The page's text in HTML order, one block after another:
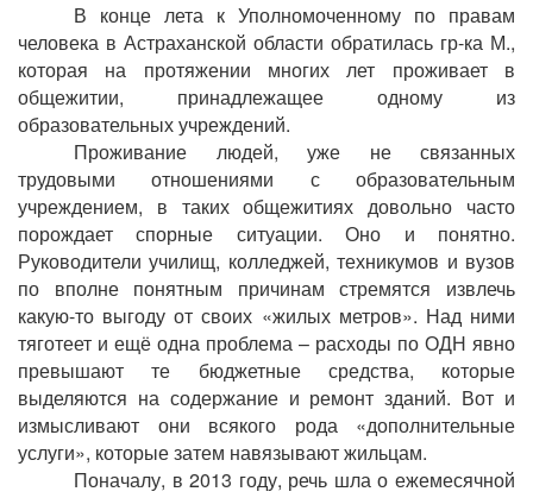
В конце лета к Уполномоченному по правам
человека в Астраханской области обратилась гр-ка М.,
которая на протяжении многих лет проживает в
общежитии, принадлежащее одному из
образовательных учреждений.
Проживание людей, уже не связанных
трудовыми отношениями с образовательным
учреждением, в таких общежитиях довольно часто
порождает спорные ситуации. Оно и понятно.
Руководители училищ, колледжей, техникумов и вузов
по вполне понятным причинам стремятся извлечь
какую-то выгоду от своих «жилых метров». Над ними
тяготеет и ещё одна проблема – расходы по ОДН явно
превышают те бюджетные средства, которые
выделяются на содержание и ремонт зданий. Вот и
измысливают они всякого рода «дополнительные
услуги», которые затем навязывают жильцам.
Поначалу, в 2013 году, речь шла о ежемесячной